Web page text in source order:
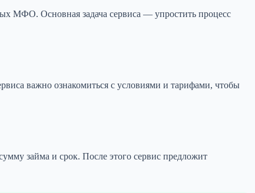
МФО. Основная задача сервиса — упростить процесс
важно ознакомиться с условиями и тарифами, чтобы
займа и срок. После этого сервис предложит